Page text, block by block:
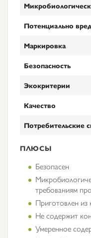
Потенциально
Маркировка
Безопасность
Экокритерии
Качество
Потребительские
ПЛЮСЫ
Безопасен
требованиям
Приготовлен из
Не содержит
Умеренное